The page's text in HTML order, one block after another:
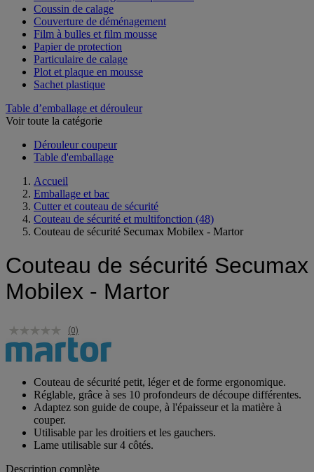
Cornière, coin et gaine de protection
Coussin de calage
Couverture de déménagement
Film à bulles et film mousse
Papier de protection
Particulaire de calage
Plot et plaque en mousse
Table d’emballage et dérouleur
Dérouleur coupeur
Accueil
Emballage et bac
Cutter et couteau de sécurité
Couteau de sécurité et multifonction (48)
Couteau de sécurité Secumax
Mobilex - Martor
(0)
Couteau de sécurité petit, léger et de forme ergonomique.
Réglable, grâce à ses 10 profondeurs de découpe différentes.
Adaptez son guide de coupe, à l'épaisseur et la matière à
couper.
Utilisable par les droitiers et les gauchers.